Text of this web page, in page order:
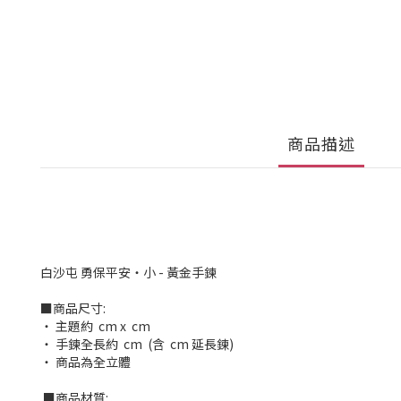
商品描述
白沙屯 勇保平安・小 - 黃金手鍊
■商品尺寸:
‧ 主題約 cm x cm
‧ 手鍊全長約 cm (含 cm 延長鍊)
‧ 商品為全立體
■商品材質: